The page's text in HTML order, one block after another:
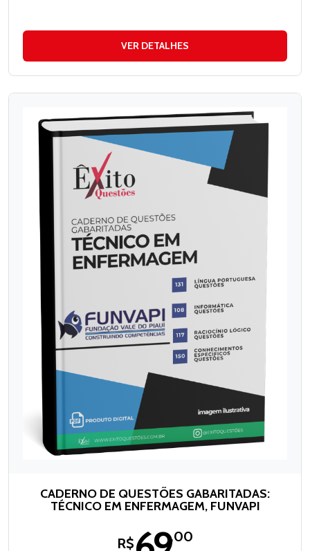
VER DETALHES
CADERNO DE QUESTÕES GABARITADAS:
TÉCNICO EM ENFERMAGEM, FUNVAPI
R$ ,00